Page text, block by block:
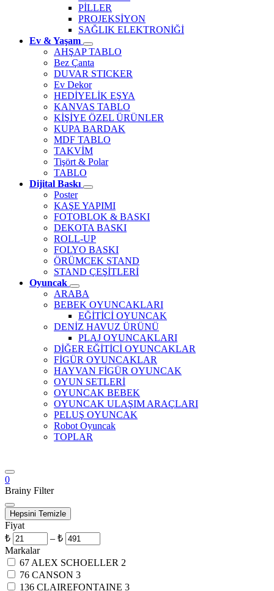
PİLLER
PROJEKSİYON
SAĞLIK ELEKTRONİĞİ
Ev & Yaşam
AHŞAP TABLO
Bez Çanta
DUVAR STICKER
Ev Dekor
HEDİYELİK EŞYA
KANVAS TABLO
KİŞİYE ÖZEL ÜRÜNLER
KUPA BARDAK
MDF TABLO
TAKVİM
Tişört & Polar
TABLO
Dijital Baskı
Poster
KAŞE YAPIMI
FOTOBLOK & BASKI
DEKOTA BASKI
ROLL-UP
FOLYO BASKI
ÖRÜMCEK STAND
STAND ÇEŞİTLERİ
Oyuncak
ARABA
BEBEK OYUNCAKLARI
EĞİTİCİ OYUNCAK
DENİZ HAVUZ ÜRÜNÜ
PLAJ OYUNCAKLARI
DİĞER EĞİTİCİ OYUNCAKLAR
FİGÜR OYUNCAKLAR
HAYVAN FİGÜR OYUNCAK
OYUN SETLERİ
OYUNCAK BEBEK
OYUNCAK ULAŞIM ARAÇLARI
PELUŞ OYUNCAK
Robot Oyuncak
TOPLAR
0
Brainy Filter
Hepsini Temizle
Fiyat
₺
– ₺
Markalar
67 ALEX SCHOELLER 2
76 CANSON 3
136 CLAIREFONTAINE 3